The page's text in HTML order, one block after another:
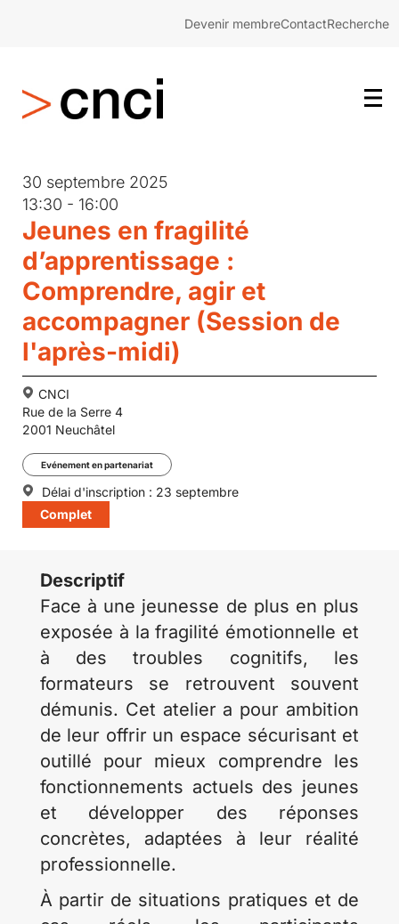
Devenir membreContactRecherche
30 septembre 2025
13:30 - 16:00
Jeunes en fragilité
d’apprentissage :
Comprendre, agir et
accompagner (Session de
l'après-midi)
CNCI
Rue de la Serre 4
2001 Neuchâtel
Evénement en partenariat
Délai d'inscription : 23 septembre
Complet
Descriptif
Face à une jeunesse de plus en plus
exposée à la fragilité émotionnelle et
à des troubles cognitifs, les
formateurs se retrouvent souvent
démunis. Cet atelier a pour ambition
de leur offrir un espace sécurisant et
outillé pour mieux comprendre les
fonctionnements actuels des jeunes
et développer des réponses
concrètes, adaptées à leur réalité
professionnelle.
À partir de situations pratiques et de